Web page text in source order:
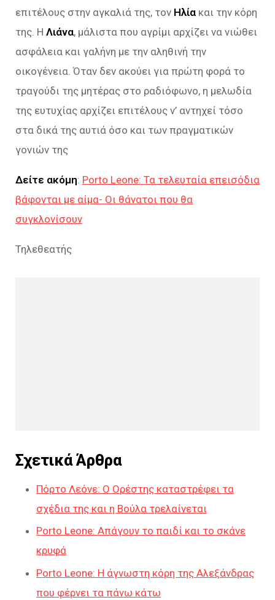
επιτέλους στην αγκαλιά της, τον Ηλία και την κόρη
της. Η Λιάνα, μάλιστα που αγρίμι αρχίζει να νιώθει
ασφάλεια και γαλήνη με την αληθινή την
οικογένεια. Όταν δεν ακούει για πρώτη φορά το
τραγούδι της μητέρας στο ραδιόφωνο, η μελωδία
της ευτυχίας αρχίζει επιτέλους ν’ αντηχεί τόσο
στα δικά της αυτιά όσο και των πραγματικών
γονιών της
Δείτε ακόμη: Porto Leone: Τα τελευταία επεισόδια
βάφονται με αίμα- Οι θάνατοι που θα
συγκλονίσουν
Τηλεθεατής
Σχετικά Άρθρα
Πόρτο Λεόνε: Ο Ορέστης καταστρέφει τα
σχέδια της και η Βούλα τρελαίνεται
Porto Leone: Απάγουν το παιδί και το σκάνε
κρυφά
Porto Leone: Η άγνωστη κόρη της Αλεξάνδρας
που φέρνει τα πάνω κάτω